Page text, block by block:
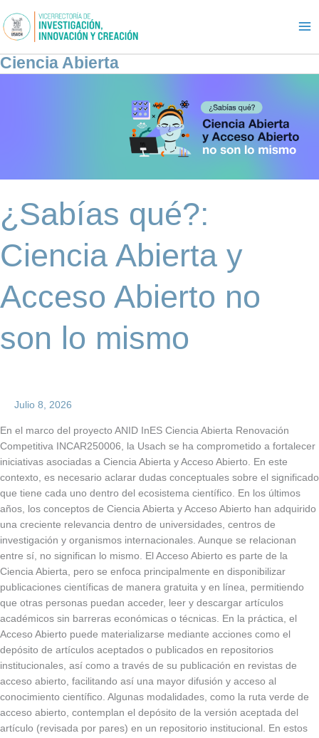
al
contenido
Ciencia Abierta
¿Sabías qué?:
Ciencia Abierta y
Acceso Abierto no
son lo mismo
Julio 8, 2026
En el marco del proyecto ANID InES Ciencia Abierta Renovación
Competitiva INCAR250006, la Usach se ha comprometido a fortalecer
iniciativas asociadas a Ciencia Abierta y Acceso Abierto. En este
contexto, es necesario aclarar dudas conceptuales sobre el significado
que tiene cada uno dentro del ecosistema científico. En los últimos
años, los conceptos de Ciencia Abierta y Acceso Abierto han adquirido
una creciente relevancia dentro de universidades, centros de
investigación y organismos internacionales. Aunque se relacionan
entre sí, no significan lo mismo. El Acceso Abierto es parte de la
Ciencia Abierta, pero se enfoca principalmente en disponibilizar
publicaciones científicas de manera gratuita y en línea, permitiendo
que otras personas puedan acceder, leer y descargar artículos
académicos sin barreras económicas o técnicas. En la práctica, el
Acceso Abierto puede materializarse mediante acciones como el
depósito de artículos aceptados o publicados en repositorios
institucionales, así como a través de su publicación en revistas de
acceso abierto, facilitando así una mayor difusión y acceso al
conocimiento científico. Algunas modalidades, como la ruta verde de
acceso abierto, contemplan el depósito de la versión aceptada del
artículo (revisada por pares) en un repositorio institucional. En estos
son
lo